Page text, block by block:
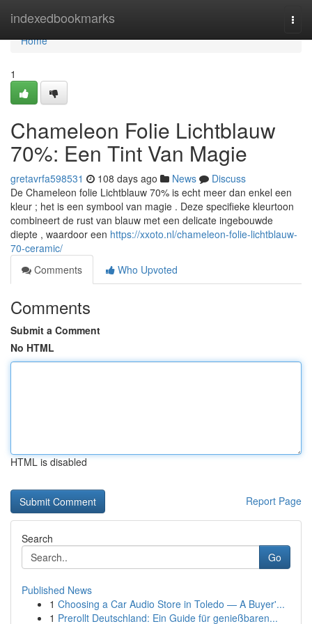
indexedbookmarks
Home
Home
1
Chameleon Folie Lichtblauw
70%: Een Tint Van Magie
gretavrfa598531 108 days ago News
Discuss
De Chameleon folie Lichtblauw 70% is echt meer dan enkel een
kleur ; het is een symbool van magie . Deze specifieke kleurtoon
combineert de rust van blauw met een delicate ingebouwde
diepte , waardoor een https://xxoto.nl/chameleon-folie-lichtblauw-
70-ceramic/
Comments
Who Upvoted
Comments
Submit a Comment
No HTML
HTML is disabled
Report Page
Search
Go
Published News
1 Choosing a Car Audio Store in Toledo — A Buyer'...
1 Prerollt Deutschland: Ein Guide für genießbaren...